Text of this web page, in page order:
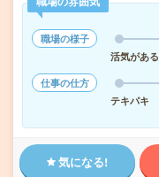
職場の様子
活気がある
仕事の仕方
テキパキ
気になる!